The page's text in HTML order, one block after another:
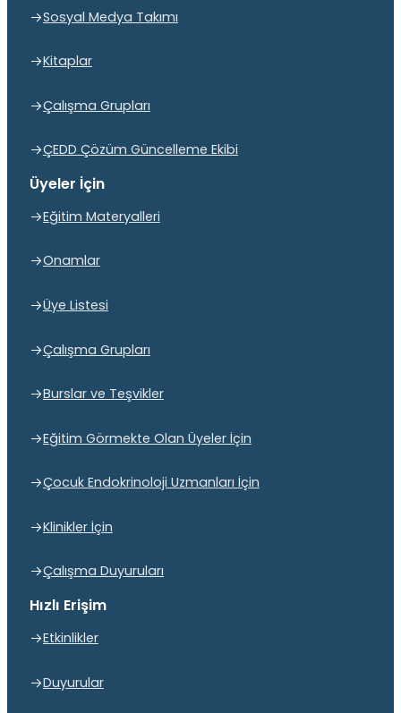
Sosyal Medya Takımı
Kitaplar
Çalışma Grupları
ÇEDD Çözüm Güncelleme Ekibi
Üyeler İçin
Eğitim Materyalleri
Onamlar
Üye Listesi
Çalışma Grupları
Burslar ve Teşvikler
Eğitim Görmekte Olan Üyeler İçin
Çocuk Endokrinoloji Uzmanları İçin
Klinikler İçin
Çalışma Duyuruları
Hızlı Erişim
Etkinlikler
Duyurular